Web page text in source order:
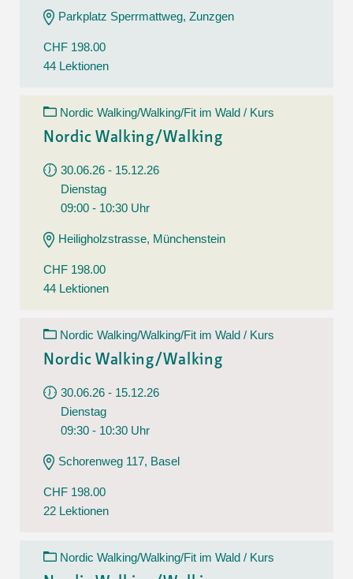
Parkplatz Sperrmattweg, Zunzgen
CHF 198.00
44 Lektionen
Nordic Walking/Walking/Fit im Wald / Kurs
Nordic Walking/Walking
30.06.26 - 15.12.26
Dienstag
09:00 - 10:30 Uhr
Heiligholzstrasse, Münchenstein
CHF 198.00
44 Lektionen
Nordic Walking/Walking/Fit im Wald / Kurs
Nordic Walking/Walking
30.06.26 - 15.12.26
Dienstag
09:30 - 10:30 Uhr
Schorenweg 117, Basel
CHF 198.00
22 Lektionen
Nordic Walking/Walking/Fit im Wald / Kurs